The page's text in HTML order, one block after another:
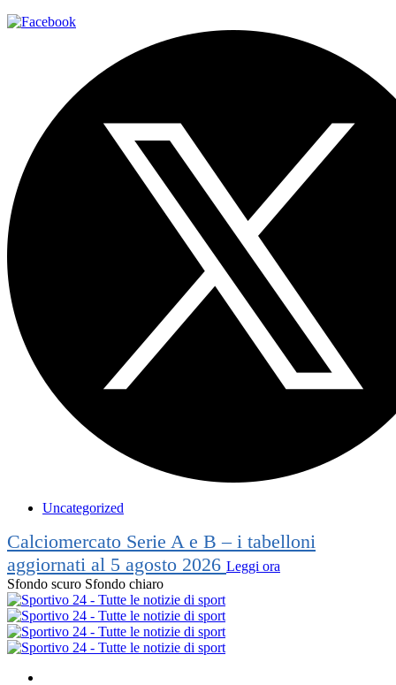
Uncategorized
Calciomercato Serie A e B – i tabelloni
aggiornati al 5 agosto 2026 Leggi ora
Sfondo scuro Sfondo chiaro